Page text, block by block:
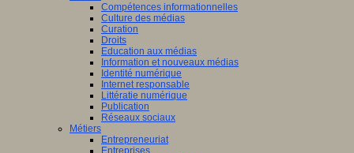
Compétences informationnelles
Culture des médias
Curation
Droits
Education aux médias
Information et nouveaux médias
Identité numérique
Internet responsable
Littératie numérique
Publication
Réseaux sociaux
Métiers
Entrepreneuriat
Entreprises